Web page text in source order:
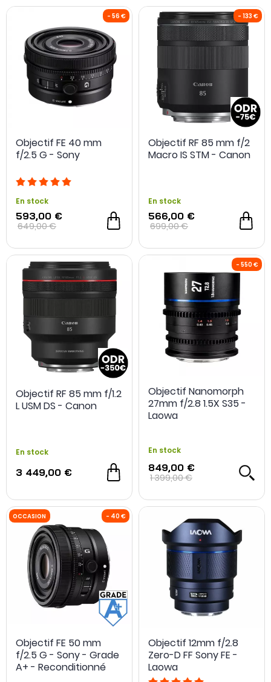
- 20 €
Objectif FE 40 mm
f/2.5 G - Sony
En stock
593,00 €
649,00 €
Objectif RF 85 mm f/2
Macro IS STM - Canon
En stock
566,00 €
699,00 €
Objectif RF 85 mm f/1.2
L USM DS - Canon
En stock
3 449,00 €
Objectif Nanomorph
27mm f/2.8 1.5X S35 -
Laowa
En stock
849,00 €
1 399,00 €
Objectif FE 50 mm
f/2.5 G - Sony - Grade
A+ - Reconditionné
Objectif 12mm f/2.8
Zero-D FF Sony FE -
Laowa